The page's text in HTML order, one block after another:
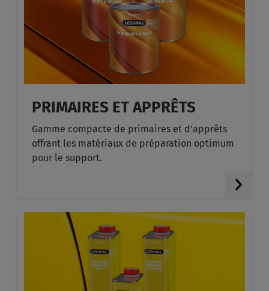
PRIMAIRES ET APPRÊTS
Gamme compacte de primaires et d’apprêts
offrant les matériaux de préparation optimum
pour le support.